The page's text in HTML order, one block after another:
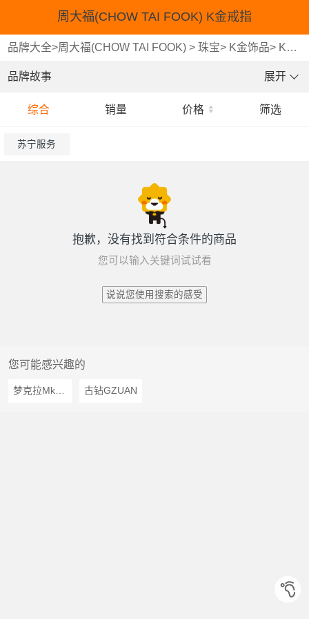
周大福(CHOW TAI FOOK) K金戒指
品牌大全>周大福(CHOW TAI FOOK) > 珠宝> K金饰品> K金戒指
品牌故事 展开
综合 销量 价格 筛选
苏宁服务
抱歉，没有找到符合条件的商品
您可以输入关键词试试看
说说您使用搜索的感受
您可能感兴趣的
古钻GZUAN